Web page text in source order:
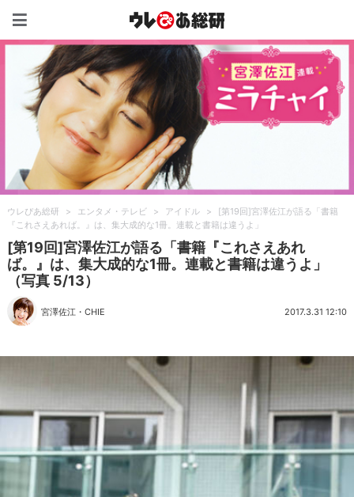
ウレぴあ総研 > エンタメ・テレビ > アイドル >
[第19回]宮澤佐江が語る「書籍
『これさえあれば。』は、集大成的な1冊。連載と書籍は違うよ」
[第19回]宮澤佐江が語る「書籍『これさえあれ
ば。』は、集大成的な1冊。連載と書籍は違うよ」
（写真 5/13）
宮澤佐江 ・CHIE 2017.3.31 12:10